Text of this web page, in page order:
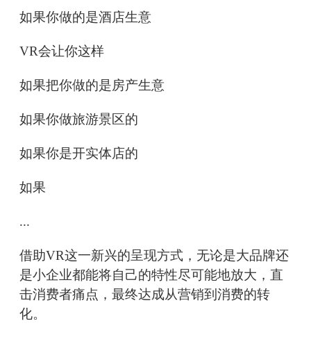
如果你做的是酒店生意
VR会让你这样
如果把你做的是房产生意
如果你做旅游景区的
如果你是开实体店的
如果
...
借助VR这一新兴的呈现方式，无论是大品牌还
是小企业都能将自己的特性尽可能地放大，直
击消费者痛点，最终达成从营销到消费的转
化。